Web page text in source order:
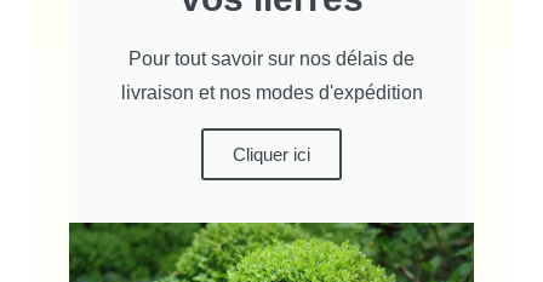
Pour tout savoir sur nos délais de
livraison et nos modes d'expédition
Cliquer ici